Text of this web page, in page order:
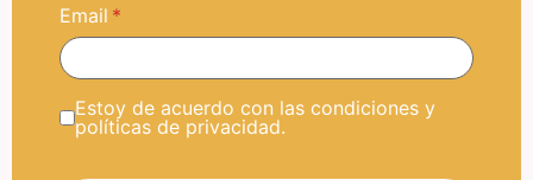
Email
Estoy de acuerdo con las condiciones y
políticas de privacidad.